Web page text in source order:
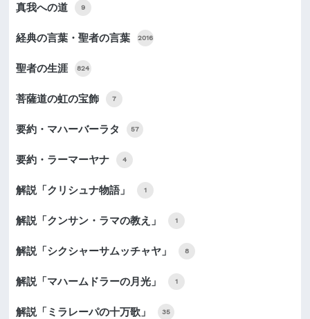
真我への道 9
経典の言葉・聖者の言葉 2016
聖者の生涯 824
菩薩道の虹の宝飾 7
要約・マハーバーラタ 57
要約・ラーマーヤナ 4
解説「クリシュナ物語」 1
解説「クンサン・ラマの教え」 1
解説「シクシャーサムッチャヤ」 8
解説「マハームドラーの月光」 1
解説「ミラレーパの十万歌」 35